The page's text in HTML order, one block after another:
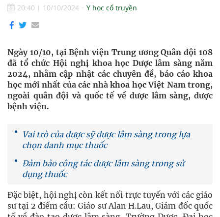
20:40 | 10/10/2024 Y học cổ truyền
Ngày 10/10, tại Bệnh viện Trung ương Quân đội 108
đã tổ chức Hội nghị khoa học Dược lâm sàng năm
2024, nhằm cập nhật các chuyên đề, báo cáo khoa
học mới nhất của các nhà khoa học Việt Nam trong,
ngoài quân đội và quốc tế về dược lâm sàng, dược
bệnh viện.
Vai trò của dược sỹ dược lâm sàng trong lựa
chọn danh mục thuốc
Đảm bảo công tác dược lâm sàng trong sử
dụng thuốc
Đặc biệt, hội nghị còn kết nối trực tuyến với các giáo
sư tại 2 điểm cầu: Giáo sư Alan H.Lau, Giám đốc quốc